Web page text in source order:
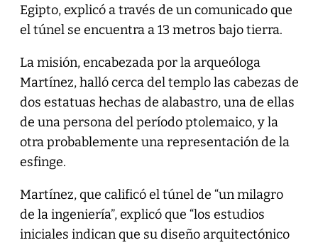
Egipto, explicó a través de un comunicado que
el túnel se encuentra a 13 metros bajo tierra.
La misión, encabezada por la arqueóloga
Martínez, halló cerca del templo las cabezas de
dos estatuas hechas de alabastro, una de ellas
de una persona del período ptolemaico, y la
otra probablemente una representación de la
esfinge.
Martínez, que calificó el túnel de “un milagro
de la ingeniería”, explicó que “los estudios
iniciales indican que su diseño arquitectónico